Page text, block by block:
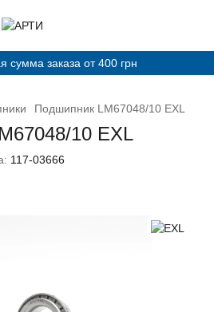
сумма заказа от 400 грн
Подшипник LM67048/10 EXL
10 EXL
117-03666